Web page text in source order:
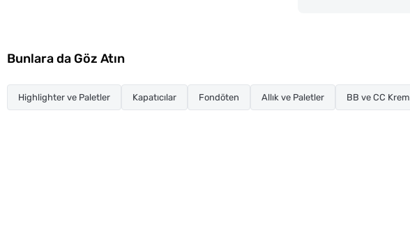
Bunlara da Göz Atın
Highlighter ve Paletler Kapatıcılar Fondöten Allık ve Paletler BB ve CC Krem